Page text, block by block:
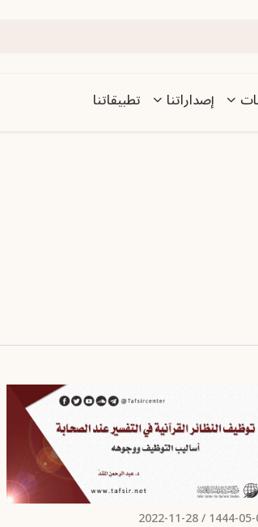
إصداراتنا تطبيقاتنا
1444-05-
2022-11-28